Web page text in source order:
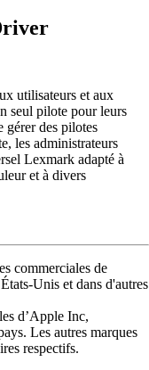
utilisateurs et aux
seul pilote pour leurs
gérer des pilotes
les administrateurs
Lexmark adapté à
et à divers
commerciales de
Unis et dans d'autres
d’Apple Inc,
Les autres marques
respectifs.